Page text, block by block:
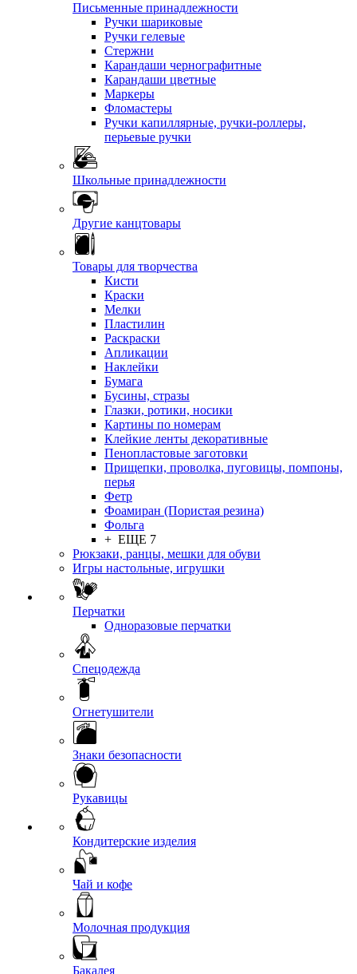
Письменные принадлежности
Ручки шариковые
Ручки гелевые
Стержни
Карандаши чернографитные
Карандаши цветные
Маркеры
Фломастеры
Ручки капиллярные, ручки-роллеры,
перьевые ручки
Школьные принадлежности
Другие канцтовары
Товары для творчества
Кисти
Краски
Мелки
Пластилин
Раскраски
Апликации
Наклейки
Бумага
Бусины, стразы
Глазки, ротики, носики
Картины по номерам
Клейкие ленты декоративные
Пенопластовые заготовки
Прищепки, проволка, пуговицы, помпоны,
перья
Фетр
Фоамиран (Пористая резина)
Фольга
+ ЕЩЕ 7
Рюкзаки, ранцы, мешки для обуви
Игры настольные, игрушки
Перчатки
Одноразовые перчатки
Спецодежда
Огнетушители
Знаки безопасности
Рукавицы
Кондитерские изделия
Чай и кофе
Молочная продукция
Бакалея